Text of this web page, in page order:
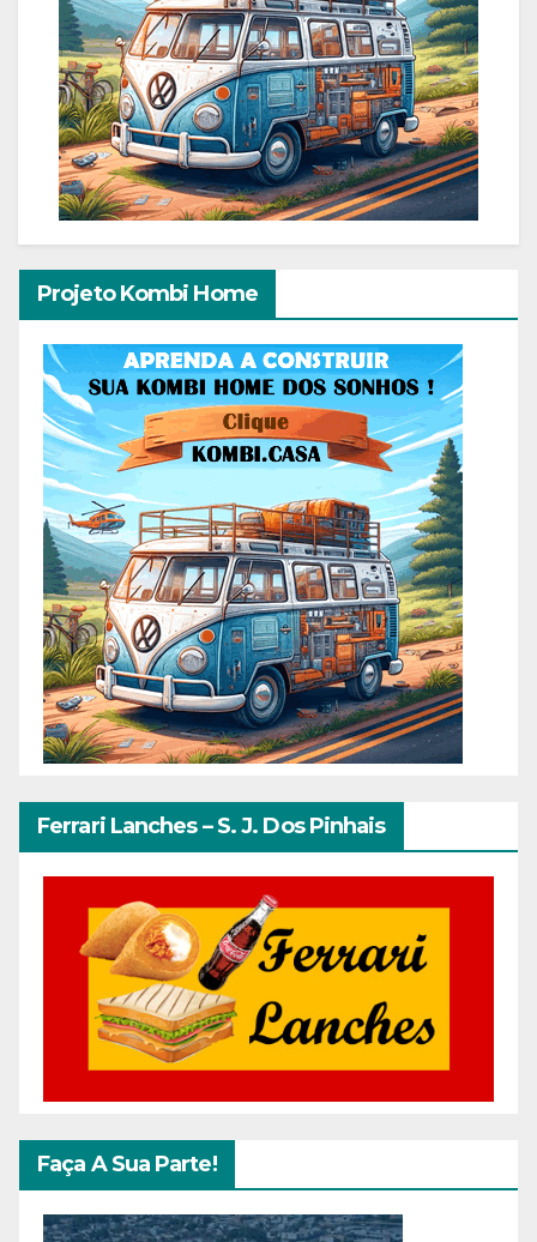
Projeto Kombi Home
Ferrari Lanches – S. J. Dos Pinhais
Faça A Sua Parte!